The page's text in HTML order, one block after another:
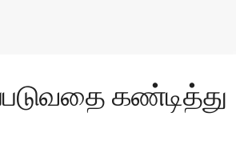
கண்டித்து